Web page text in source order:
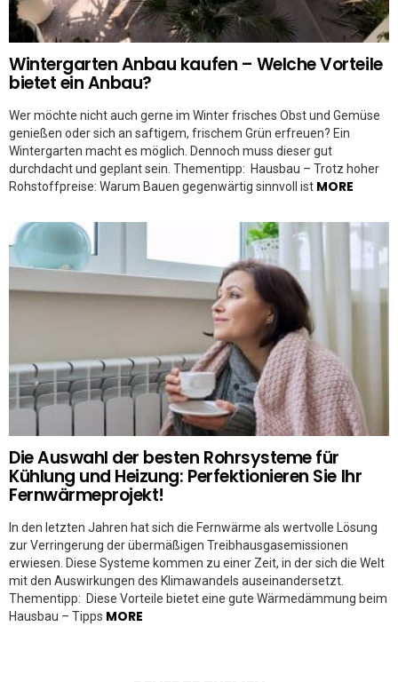
Wintergarten Anbau kaufen – Welche Vorteile
bietet ein Anbau?
Wer möchte nicht auch gerne im Winter frisches Obst und Gemüse
genießen oder sich an saftigem, frischem Grün erfreuen? Ein
Wintergarten macht es möglich. Dennoch muss dieser gut
durchdacht und geplant sein. Thementipp: Hausbau – Trotz hoher
Rohstoffpreise: Warum Bauen gegenwärtig sinnvoll ist MORE
Die Auswahl der besten Rohrsysteme für
Kühlung und Heizung: Perfektionieren Sie Ihr
Fernwärmeprojekt!
In den letzten Jahren hat sich die Fernwärme als wertvolle Lösung
zur Verringerung der übermäßigen Treibhausgasemissionen
erwiesen. Diese Systeme kommen zu einer Zeit, in der sich die Welt
mit den Auswirkungen des Klimawandels auseinandersetzt.
Thementipp: Diese Vorteile bietet eine gute Wärmedämmung beim
Hausbau – Tipps MORE